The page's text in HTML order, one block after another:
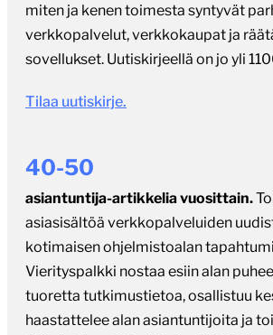
miten ja kenen toimesta syntyvät
verkkopalvelut, verkkokaupat ja
sovellukset. Uutiskirjeellä on jo yli
Tilaa uutiskirje.
40-50
asiantuntija-artikkelia vuosittain.
asiasisältöä verkkopalveluiden
kotimaisen ohjelmistoalan
Vierityspalkki nostaa esiin alan
tuoretta tutkimustietoa, osallistuu
haastattelee alan asiantuntijoita ja